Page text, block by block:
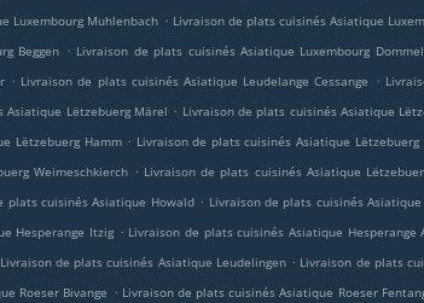
Luxembourg Muhlenbach . Livraison de plats cuisinés Asiatique
Beggen . Livraison de plats cuisinés Asiatique Luxembourg
. Livraison de plats cuisinés Asiatique Leudelange Cessange .
Asiatique Lëtzebuerg Märel . Livraison de plats cuisinés Asiatique
Lëtzebuerg Hamm . Livraison de plats cuisinés Asiatique Lëtzebuerg
Weimeschkierch . Livraison de plats cuisinés Asiatique
plats cuisinés Asiatique Howald . Livraison de plats cuisinés
Hesperange Itzig . Livraison de plats cuisinés Asiatique Hesperange
Livraison de plats cuisinés Asiatique Leudelingen . Livraison de plats
Roeser Bivange . Livraison de plats cuisinés Asiatique Roeser